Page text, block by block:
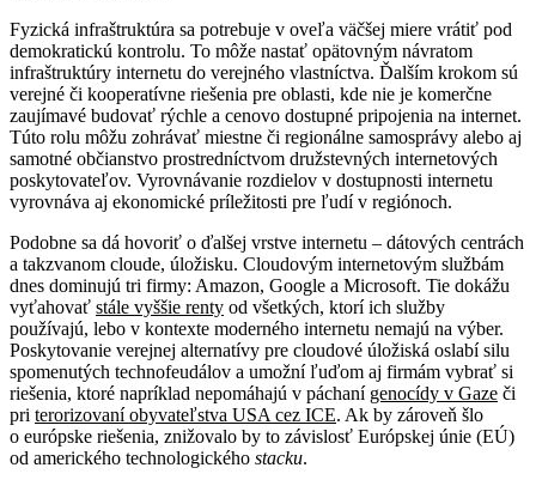
Fyzická infraštruktúra sa potrebuje v oveľa väčšej miere vrátiť pod
demokratickú kontrolu. To môže nastať opätovným návratom
infraštruktúry internetu do verejného vlastníctva. Ďalším krokom sú
verejné či kooperatívne riešenia pre oblasti, kde nie je komerčne
zaujímavé budovať rýchle a cenovo dostupné pripojenia na internet.
Túto rolu môžu zohrávať miestne či regionálne samosprávy alebo aj
samotné občianstvo prostredníctvom družstevných internetových
poskytovateľov. Vyrovnávanie rozdielov v dostupnosti internetu
vyrovnáva aj ekonomické príležitosti pre ľudí v regiónoch.
Podobne sa dá hovoriť o ďalšej vrstve internetu – dátových centrách
a takzvanom cloude, úložisku. Cloudovým internetovým službám
dnes dominujú tri firmy: Amazon, Google a Microsoft. Tie dokážu
vyťahovať stále vyššie renty od všetkých, ktorí ich služby
používajú, lebo v kontexte moderného internetu nemajú na výber.
Poskytovanie verejnej alternatívy pre cloudové úložiská oslabí silu
spomenutých technofeudálov a umožní ľuďom aj firmám vybrať si
riešenia, ktoré napríklad nepomáhajú v páchaní genocídy v Gaze či
pri terorizovaní obyvateľstva USA cez ICE. Ak by zároveň šlo
o európske riešenia, znižovalo by to závislosť Európskej únie (EÚ)
od amerického technologického stacku.